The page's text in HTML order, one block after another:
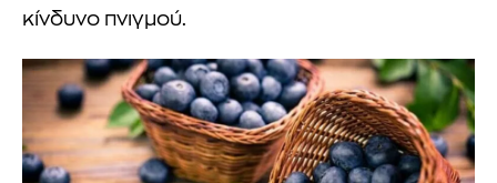
κίνδυνο πνιγμού.